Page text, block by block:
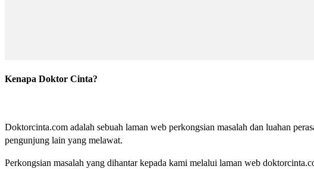
Kenapa Doktor Cinta?
Doktorcinta.com adalah sebuah laman web perkongsian masalah dan luahan
pengunjung lain yang melawat.
Perkongsian masalah yang dihantar kepada kami melalui laman web